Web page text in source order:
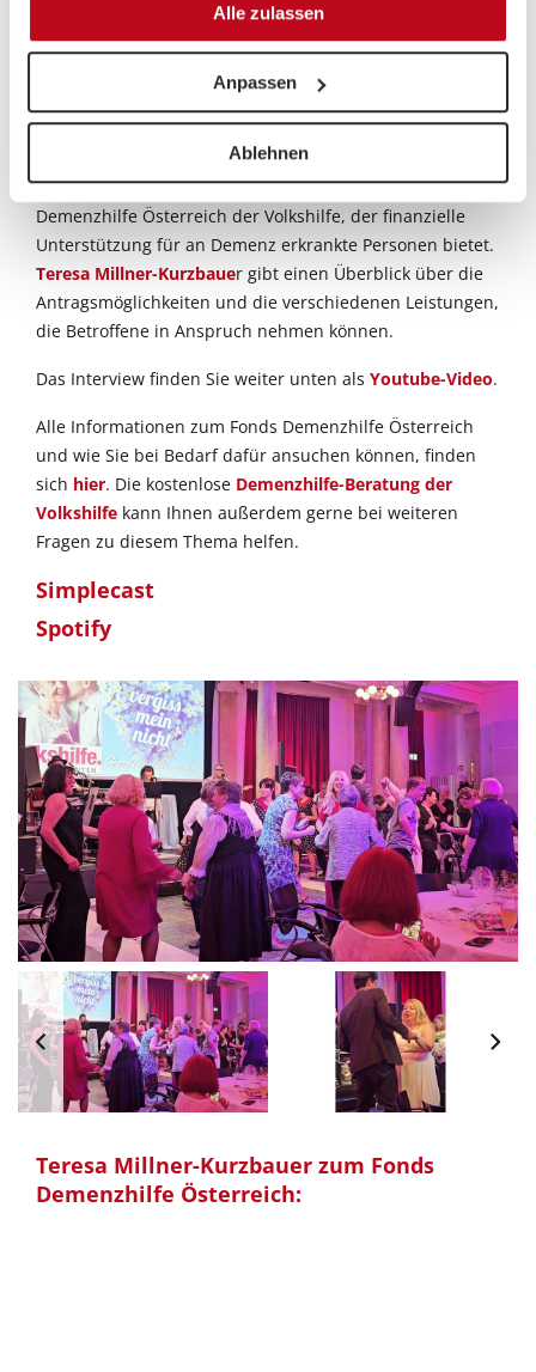
Alle zulassen
Anpassen
Ablehnen
Teilhabe und Lebensfreude im Vordergrund stehen!
Organisator*innen und Expert*innen sprechen über die
Bedeutung solcher inklusiven Veranstaltungen und
deren positiven Einfluss auf das Wohlbefinden von
Im zweiten Teil der Folge informieren wir über den Fonds
Demenzhilfe Österreich der Volkshilfe, der finanzielle
Unterstützung für an Demenz erkrankte Personen bietet.
Teresa Millner-Kurzbauer gibt einen Überblick über die
Antragsmöglichkeiten und die verschiedenen Leistungen,
die Betroffene in Anspruch nehmen können.
Das Interview finden Sie weiter unten als Youtube-Video.
Alle Informationen zum Fonds Demenzhilfe Österreich
und wie Sie bei Bedarf dafür ansuchen können, finden
sich hier. Die kostenlose Demenzhilfe-Beratung der
Volkshilfe kann Ihnen außerdem gerne bei weiteren
Fragen zu diesem Thema helfen.
Simplecast
Spotify
Teresa Millner-Kurzbauer zum Fonds
Demenzhilfe Österreich: